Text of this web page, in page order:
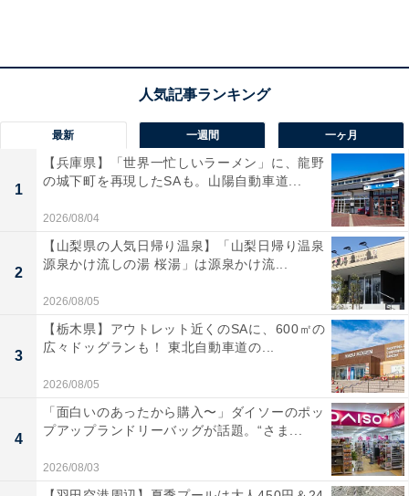
ふたりで出かけられるかもしれませんが、今さら妻とデ
ートしたいわけでもないし」
最後はニヤニヤと半分照れている。愛されているのかと
思いきや、「でも夜のほうは彼女がもう何年も拒否して
いるんですよ」と意外な答え。
「まさに倦怠期なんですよ。お互いに男女としては見ら
れない。かといって、なんとかしなければという焦りも
別にない。彼女がデートしたがっているのは、そういう
雰囲気を味わいたいだけ。別に僕でなくてもいいんだと
思う」
ヨウスケさんも、妻を家族として大事には思っている
が、今さら男女として関係を構築したいとは考えていな
いという。
最新 一週間 一ヶ月
1
【兵庫県】「世界一忙しいラーメン」に、龍野
の城下町を再現したSAも。山陽自動車道...
2026/08/04
2
【山梨県の人気日帰り温泉】「山梨日帰り温泉
源泉かけ流しの湯 桜湯」は源泉かけ流...
2026/08/05
3
【栃木県】アウトレット近くのSAに、600㎡の
広々ドッグランも！ 東北自動車道の...
2026/08/05
4
「面白いのあったから購入〜」ダイソーのポッ
プアップランドリーバッグが話題。“さま...
2026/08/03